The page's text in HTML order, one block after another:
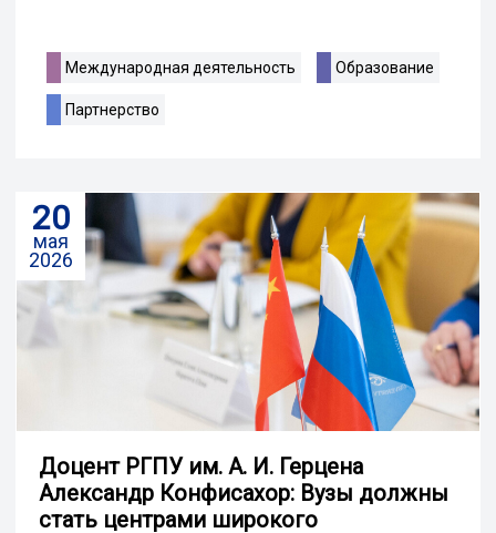
Международная деятельность Образование
Партнерство
20
мая
2026
Доцент РГПУ им. А. И. Герцена
Александр Конфисахор: Вузы должны
стать центрами широкого